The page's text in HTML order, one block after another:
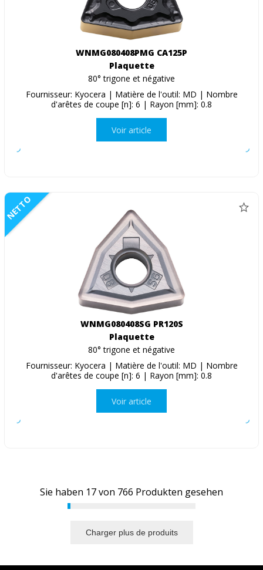
WNMG080408PMG CA125P
Plaquette
80° trigone et négative
Fournisseur: Kyocera | Matière de l'outil: MD | Nombre
d'arêtes de coupe [n]: 6 | Rayon [mm]: 0.8
Voir article
NETTO
WNMG080408SG PR120S
Plaquette
80° trigone et négative
Fournisseur: Kyocera | Matière de l'outil: MD | Nombre
d'arêtes de coupe [n]: 6 | Rayon [mm]: 0.8
Voir article
Sie haben 17von 766 Produkten gesehen
Charger plus de produits